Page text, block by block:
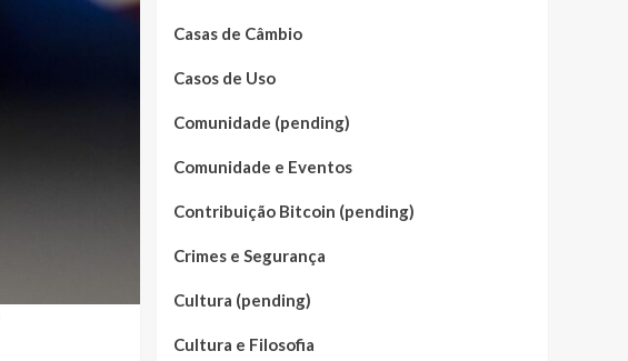
Casas de Câmbio
Casos de Uso
Comunidade (pending)
Comunidade e Eventos
Contribuição Bitcoin (pending)
Crimes e Segurança
Cultura (pending)
Cultura e Filosofia